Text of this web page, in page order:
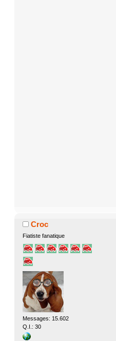
Croc
Fiatiste fanatique
Messages: 15.602
Q.I.: 30